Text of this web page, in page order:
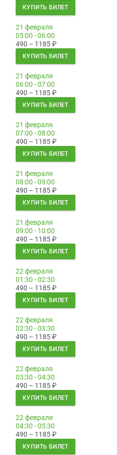
КУПИТЬ БИЛЕТ
21 февраля
05:00 - 06:00
490 – 1185₽
КУПИТЬ БИЛЕТ
21 февраля
06:00 - 07:00
490 – 1185₽
КУПИТЬ БИЛЕТ
21 февраля
07:00 - 08:00
490 – 1185₽
КУПИТЬ БИЛЕТ
21 февраля
08:00 - 09:00
490 – 1185₽
КУПИТЬ БИЛЕТ
21 февраля
09:00 - 10:00
490 – 1185₽
КУПИТЬ БИЛЕТ
22 февраля
01:30 - 02:30
490 – 1185₽
КУПИТЬ БИЛЕТ
22 февраля
02:30 - 03:30
490 – 1185₽
КУПИТЬ БИЛЕТ
22 февраля
03:30 - 04:30
490 – 1185₽
КУПИТЬ БИЛЕТ
22 февраля
04:30 - 05:30
490 – 1185₽
КУПИТЬ БИЛЕТ